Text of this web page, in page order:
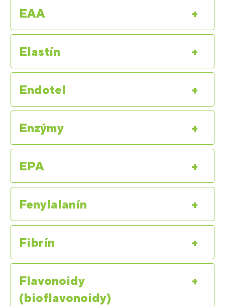
+
EAA
+
Elastín
+
Endotel
+
Enzýmy
+
EPA
+
Fenylalanín
+
Fibrín
+
Flavonoidy
(bioflavonoidy)